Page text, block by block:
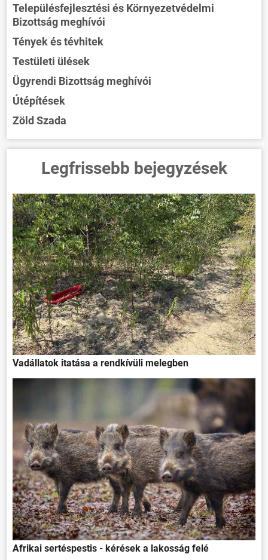
VÁLASZTÁSOK
Településfejlesztési és Környezetvédelmi
Bizottság meghívói
Tények és tévhitek
Testületi ülések
Ügyrendi Bizottság meghívói
Útépítések
Zöld Szada
Legfrissebb bejegyzések
Vadállatok itatása a rendkívüli melegben
Afrikai sertéspestis - kérések a lakosság felé